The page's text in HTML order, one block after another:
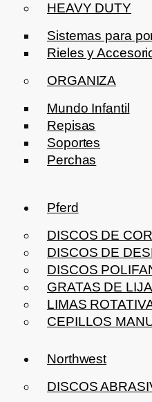
HEAVY DUTY
Sistemas para
Rieles y
ORGANIZA
Mundo Infantil
Repisas
Soportes
Perchas
Pferd
DISCOS DE
DISCOS DE
DISCOS
GRATAS DE LIJA
LIMAS
CEPILLOS
Northwest
DISCOS